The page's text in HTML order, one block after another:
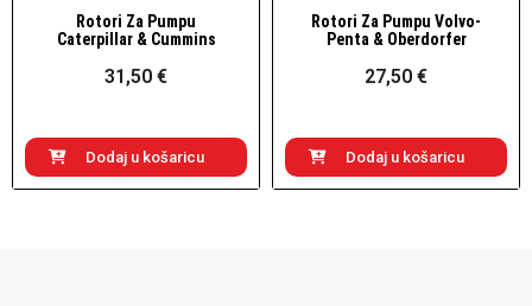
Brzi pogled
Rotori Za Pumpu
Caterpillar & Cummins
31,50 €
Dodaj u košaricu
Brzi pogled
Rotori Za Pumpu Volvo-
Penta & Oberdorfer
27,50 €
Dodaj u košaricu